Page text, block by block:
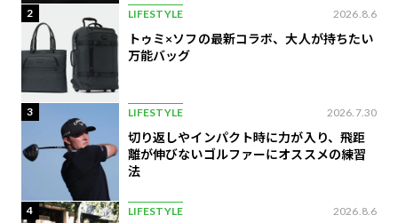
2 LIFESTYLE 2026.8.6
トゥミ×ソフの最新コラボ、大人が持ちたい
万能バッグ
3 LIFESTYLE 2026.7.30
切り返しやインパクト時に力が入り、飛距
離が伸びないゴルファーにオススメの練習
法
4 LIFESTYLE 2026.8.6